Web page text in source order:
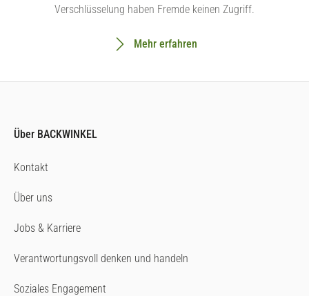
Verschlüsselung haben Fremde keinen Zugriff.
Mehr erfahren
Über BACKWINKEL
Kontakt
Über uns
Jobs & Karriere
Verantwortungsvoll denken und handeln
Soziales Engagement